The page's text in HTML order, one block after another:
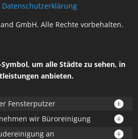
Datenschutzerklärung
GmbH. Alle Rechte vorbehalten.
um alle Städte zu sehen, in
anbieten.
Fensterputzer
wir Büroreinigung
an